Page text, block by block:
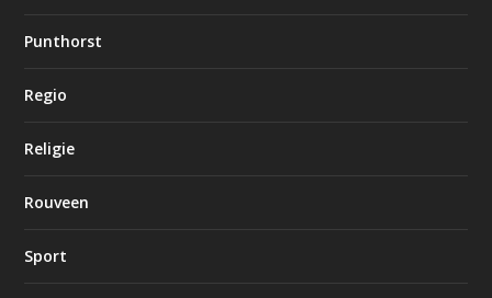
Punthorst
Regio
Religie
Rouveen
Sport